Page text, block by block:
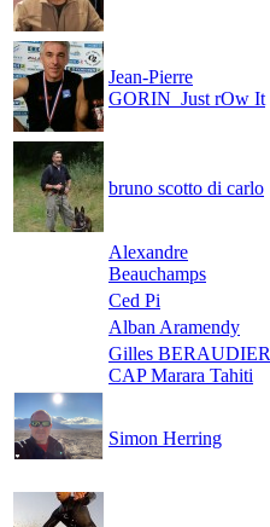
Jean-Pierre
GORIN_Just rOw It
bruno scotto di carlo
Alexandre
Beauchamps
Ced Pi
Alban Aramendy
Gilles BERAUDIER
CAP Marara Tahiti
Simon Herring